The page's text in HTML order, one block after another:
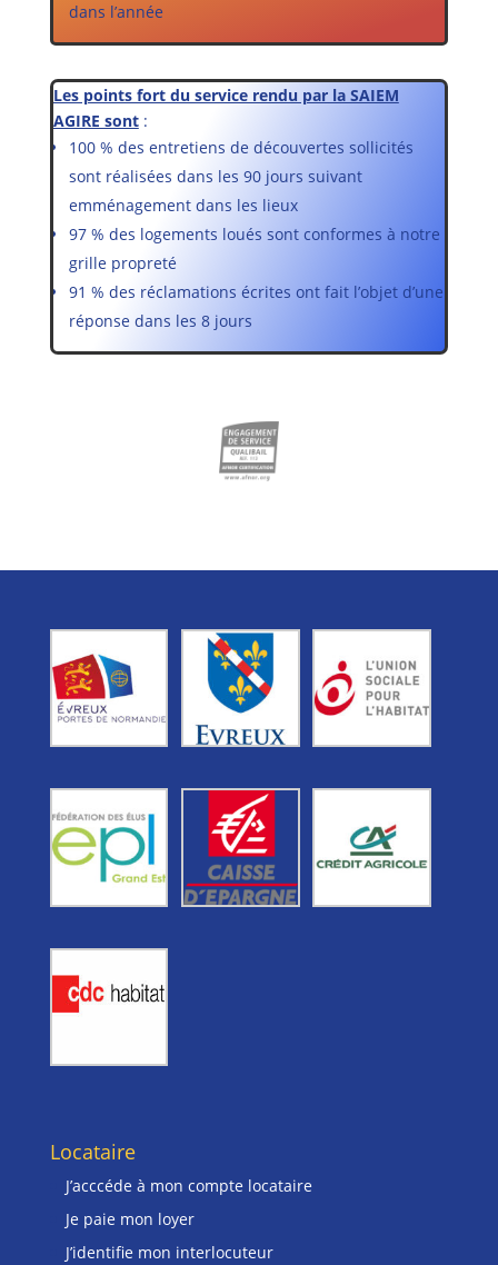
dans l’année
Les points fort du service rendu par la SAIEM
AGIRE sont:
100 % des entretiens de découvertes sollicités
sont réalisées dans les 90 jours suivant
emménagement dans les lieux
97 % des logements loués sont conformes à notre
grille propreté
91 % des réclamations écrites ont fait l’objet d’une
réponse dans les 8 jours
Locataire
J’acccéde à mon compte locataire
Je paie mon loyer
J’identifie mon interlocuteur